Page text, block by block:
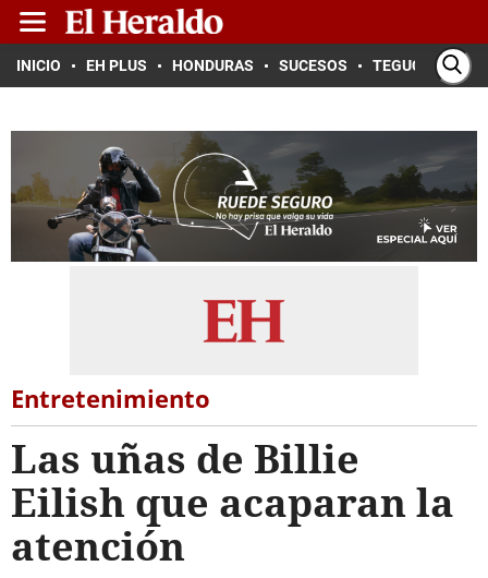
INICIO EH PLUS HONDURAS SUCESOS TEGUCIGALPA
Entretenimiento
Las uñas de Billie
Eilish que acaparan la
atención